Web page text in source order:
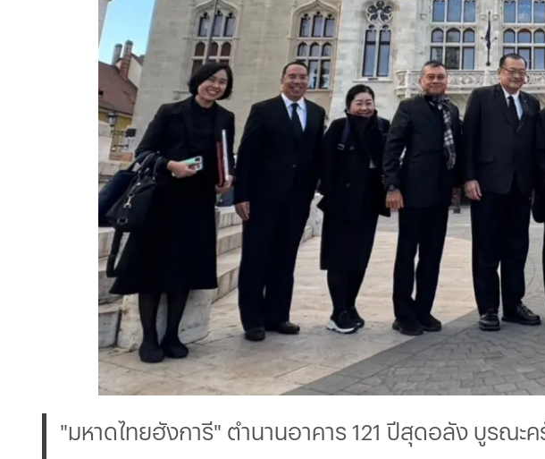
"มหาดไทยฮังการี" ตำนานอาคาร 121 ปีสุดอลัง บูรณะ